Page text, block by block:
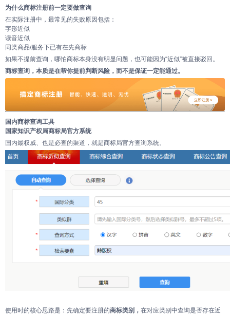
为什么商标注册前一定要做查询
在实际注册中，最常见的失败原因包括：
字形近似
读音近似
同类商品/服务下已有在先商标
如果不提前查询，哪怕商标本身没有明显问题，也可能因为“近似”被直接驳回。
商标查询，本质是在帮你提前判断风险，而不是保证一定能通过。
国内商标查询工具
国家知识产权局商标局官方系统
国内最权威、也是必查的渠道，就是商标局官方查询系统。
使用时的核心思路是：先确定要注册的商标类别， 在对应类别中查询是否存在近